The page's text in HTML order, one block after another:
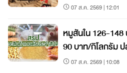
07 ส.ค. 2569 | 12:01
หมูสันใน 126-148
90 บาท/กิโลกรัม
กิโลกรัม
07 ส.ค. 2569 | 10:08